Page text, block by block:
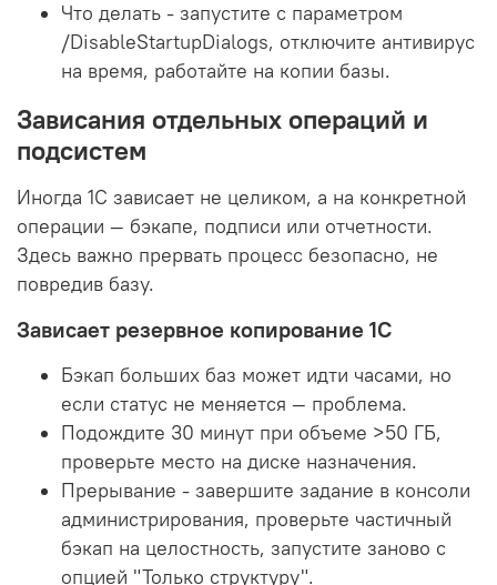
Что делать - запустите с параметром
/DisableStartupDialogs, отключите антивирус
на время, работайте на копии базы.
Зависания отдельных операций и
подсистем
Иногда 1С зависает не целиком, а на конкретной
операции — бэкапе, подписи или отчетности.
Здесь важно прервать процесс безопасно, не
повредив базу.
Зависает резервное копирование 1С
Бэкап больших баз может идти часами, но
если статус не меняется — проблема.
Подождите 30 минут при объеме >50 ГБ,
проверьте место на диске назначения.
Прерывание - завершите задание в консоли
администрирования, проверьте частичный
бэкап на целостность, запустите заново с
опцией "Только структуру".